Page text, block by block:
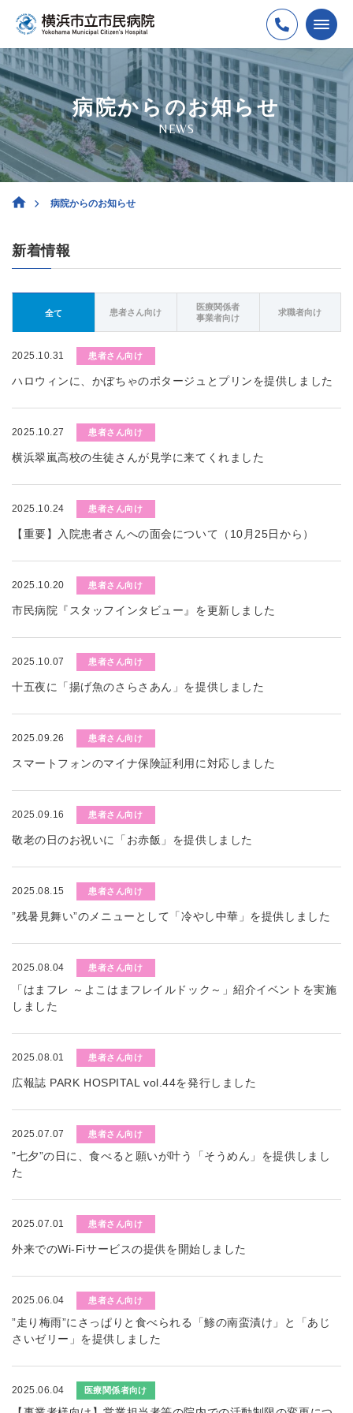
病院からのお知らせ
NEWS
病院からのお知らせ
新着情報
全て 患者さん向け
医療関係者
事業者向け
求職者向け
2025.10.31 患者さん向け
ハロウィンに、かぼちゃのポタージュとプリンを提供しました
2025.10.27 患者さん向け
横浜翠嵐高校の生徒さんが見学に来てくれました
2025.10.24 患者さん向け
【重要】入院患者さんへの面会について（10月25日から）
2025.10.20 患者さん向け
市民病院『スタッフインタビュー』を更新しました
2025.10.07 患者さん向け
十五夜に「揚げ魚のさらさあん」を提供しました
2025.09.26 患者さん向け
スマートフォンのマイナ保険証利用に対応しました
2025.09.16 患者さん向け
敬老の日のお祝いに「お赤飯」を提供しました
2025.08.15 患者さん向け
”残暑見舞い”のメニューとして「冷やし中華」を提供しました
2025.08.04 患者さん向け
「はまフレ ～よこはまフレイルドック～」紹介イベントを実施
しました
2025.08.01 患者さん向け
広報誌 PARK HOSPITAL vol.44を発行しました
2025.07.07 患者さん向け
”七夕”の日に、食べると願いが叶う「そうめん」を提供しまし
た
2025.07.01 患者さん向け
外来でのWi-Fiサービスの提供を開始しました
2025.06.04 患者さん向け
”走り梅雨”にさっぱりと食べられる「鯵の南蛮漬け」と「あじ
さいゼリー」を提供しました
2025.06.04 医療関係者向け